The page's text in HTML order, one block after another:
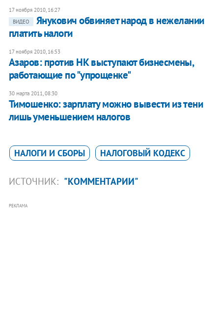
17 ноября 2010, 16:27
ВИДЕО
​Янукович обвиняет народ в нежелании
платить налоги
17 ноября 2010, 16:53
Азаров: против НК выступают бизнесмены,
работающие по "упрощенке"
30 марта 2011, 08:30
Тимошенко: зарплату можно вывести из тени
лишь уменьшением налогов
НАЛОГИ И СБОРЫ НАЛОГОВЫЙ КОДЕКС
ИСТОЧНИК: "КОММЕНТАРИИ"
РЕКЛАМА